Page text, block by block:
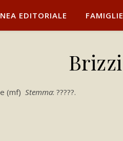
EDITORIALE FAMIGLIE
Brizzi
(mf) Stemma: ?????.